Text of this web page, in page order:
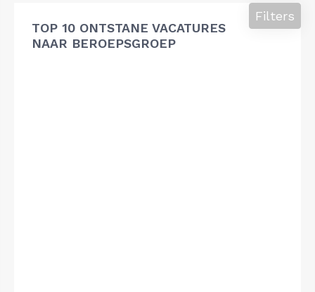
TOP 10 ONTSTANE VACATURES
NAAR BEROEPSGROEP
Filters